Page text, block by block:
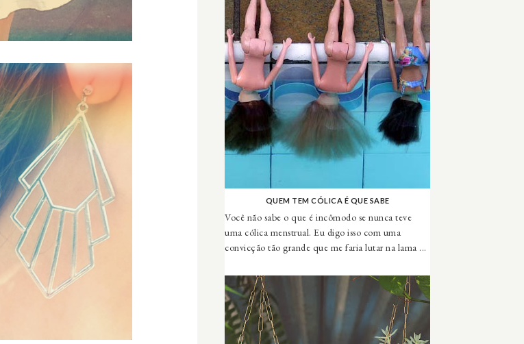
QUEM TEM CÓLICA É QUE SABE
Você não sabe o que é incômodo se nunca teve
uma cólica menstrual. Eu digo isso com uma
convicção tão grande que me faria lutar na lama ...